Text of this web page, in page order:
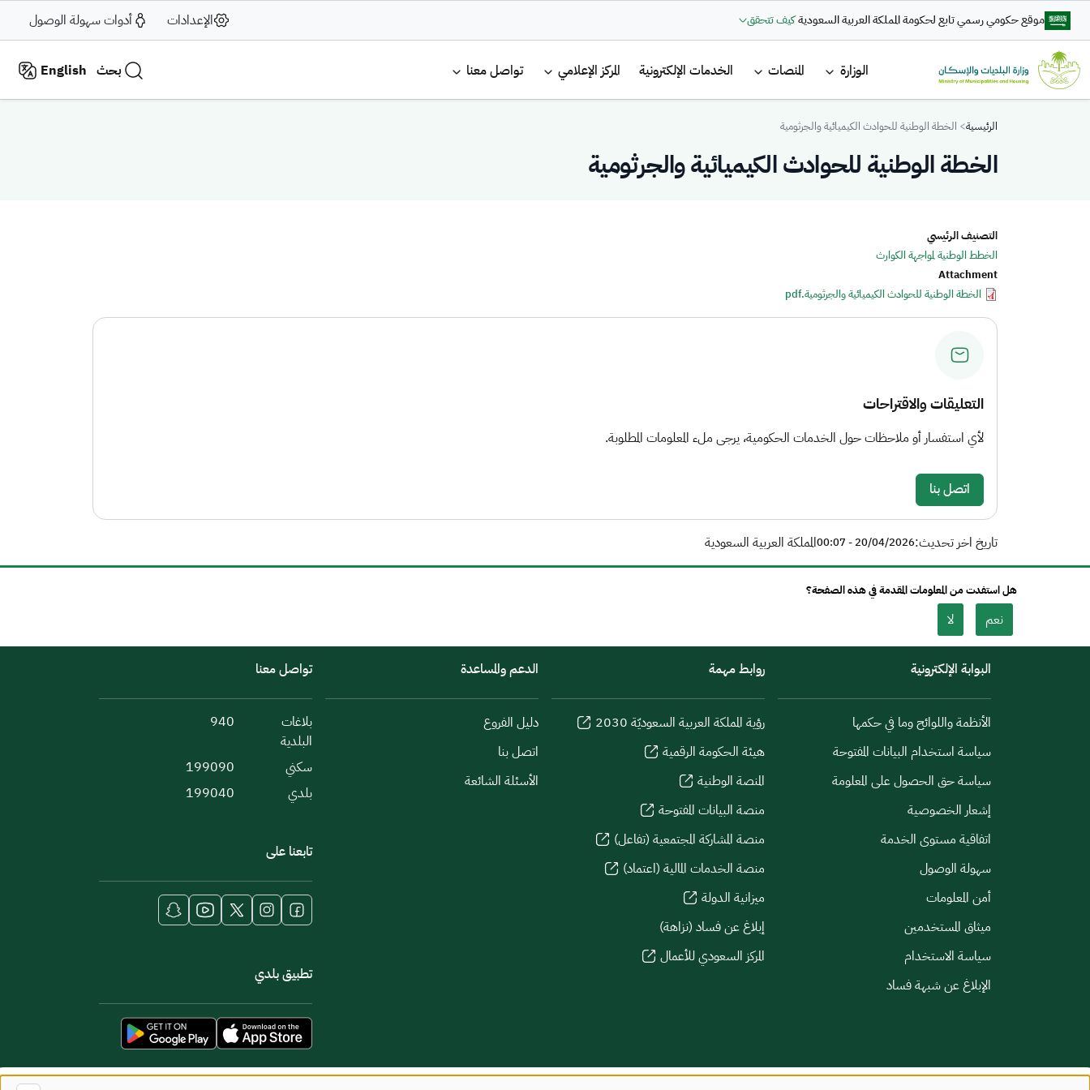
تجاوز إلى المحتوى الرئيسي
موقع حكومي رسمي تابع لحكومة المملكة العربية السعوديةكيف تتحقق الإعدادات أدوات سهولة الوصول
القائمة الرئيسية
الوزارة المنصات الخدمات الإلكترونية المركز الإعلامي تواصل معنا بحث English
Breadcrumb
الرئيسية الخطة الوطنية للحوادث الكيميائية والجرثومية
الخطة الوطنية للحوادث الكيميائية والجرثومية
التصنيف الرئيسي
الخطط الوطنية لمواجهة الكوارث
Attachment
الخطة الوطنية للحوادث الكيميائية والجرثومية.pdf
التعليقات والاقتراحات
لأي استفسار أو ملاحظات حول الخدمات الحكومية، يرجى ملء المعلومات المطلوبة.
اتصل بنا
تاريخ اخر تحديث:20/04/2026 - 00:07 المملكة العربية السعودية
هل استفدت من المعلومات المقدمة في هذه الصفحة؟
نعم لا
البوابة الإلكترونية
الأنظمة واللوائح وما في حكمها
سياسة استخدام البيانات المفتوحة
سياسة حق الحصول على المعلومة
إشعار الخصوصية
اتفاقية مستوى الخدمة
سهولة الوصول
أمن المعلومات
ميثاق المستخدمين
سياسة الاستخدام
الإبلاغ عن شبهة فساد
روابط مهمة
رؤية المملكة العربية السعوديّة 2030
هيئة الحكومة الرقمية
المنصة الوطنية
منصة البيانات المفتوحة
منصة المشاركة المجتمعية (تفاعل)
منصة الخدمات المالية (اعتماد)
ميزانية الدولة
إبلاغ عن فساد (نزاهة)
المركز السعودي للأعمال
الدعم والمساعدة
دليل الفروع
اتصل بنا
الأسئلة الشائعة
تواصل معنا
بلاغات
البلدية
940
سكني
199090
بلدي
199040
تابعنا على
تطبيق بلدي